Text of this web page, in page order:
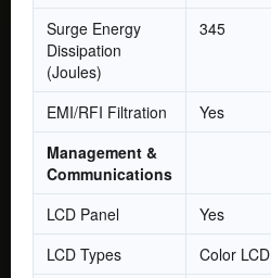
Surge Energy
Dissipation
(Joules)
345
EMI/RFI Filtration
Yes
Management &
Communications
LCD Panel
Yes
LCD Types
Color LCD